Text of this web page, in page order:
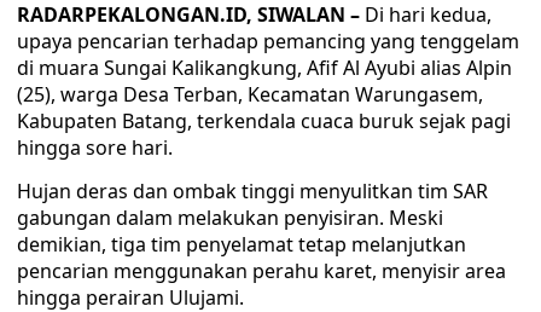
RADARPEKALONGAN.ID, SIWALAN – Di hari kedua,
upaya pencarian terhadap pemancing yang tenggelam
di muara Sungai Kalikangkung, Afif Al Ayubi alias Alpin
(25), warga Desa Terban, Kecamatan Warungasem,
Kabupaten Batang, terkendala cuaca buruk sejak pagi
hingga sore hari.
Hujan deras dan ombak tinggi menyulitkan tim SAR
gabungan dalam melakukan penyisiran. Meski
demikian, tiga tim penyelamat tetap melanjutkan
pencarian menggunakan perahu karet, menyisir area
hingga perairan Ulujami.